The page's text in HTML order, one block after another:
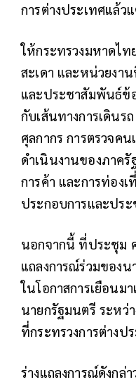
การต่างประเทศแล้ว
ให้กระทรวงมหาดไท
สะเดา และหน่วยงา
และประชาสัมพันธ์ข้อ
กับเส้นทางการเดิน
ศุลกากร การตรวจคน
ดำเนินงานของภาค
การค้า และการท่อง
ประกอบการและปร
นอกจากนี้ ที่ประชุม
แถลงการณ์ร่วมของน
ในโอกาสการเยือนม
นายกรัฐมนตรี ระหว่
ที่กระทรวงการต่างป
ร่างแถลงการณ์ดังกล่